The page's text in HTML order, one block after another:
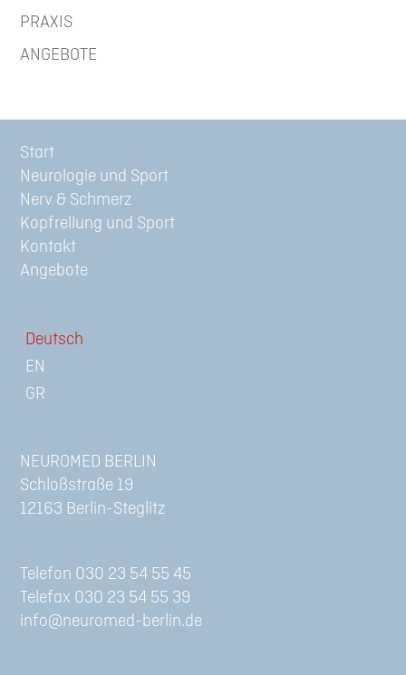
PRAXIS
ANGEBOTE
Start
Neurologie und Sport
Nerv & Schmerz
Kopfrellung und Sport
Kontakt
Angebote
Deutsch
NEUROMED BERLIN
Schloßstraße 19
12163 Berlin-Steglitz
Telefon 030 23 54 55 45
Telefax 030 23 54 55 39
info@neuromed-berlin.de